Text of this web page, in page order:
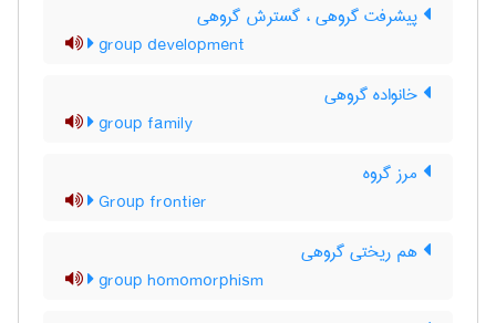
پیشرفت گروهی ، گسترش گروهی
group development
خانواده گروهی
group family
مرز گروه
Group frontier
هم ریختی گروهی
group homomorphism